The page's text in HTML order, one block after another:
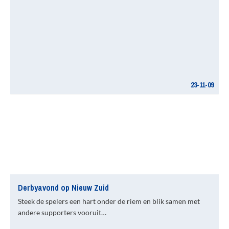
23-11-09
Derbyavond op Nieuw Zuid
Steek de spelers een hart onder de riem en blik samen met
andere supporters vooruit…